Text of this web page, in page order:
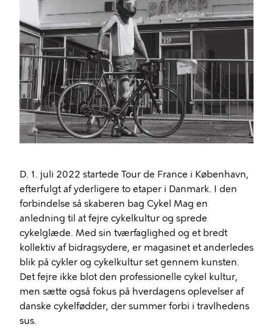
D. 1. juli 2022 startede Tour de France i København,
efterfulgt af yderligere to etaper i Danmark. I den
forbindelse så skaberen bag Cykel Mag en
anledning til at fejre cykelkultur og sprede
cykelglæde. Med sin tværfaglighed og et bredt
kollektiv af bidragsydere, er magasinet et anderledes
blik på cykler og cykelkultur set gennem kunsten.
Det fejre ikke blot den professionelle cykel kultur,
men sætte også fokus på hverdagens oplevelser af
danske cykelfødder, der summer forbi i travlhedens
sus.